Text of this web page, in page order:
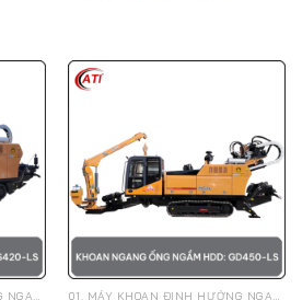
01. MÁY KHOAN ĐỊNH HƯỚNG NGANG, KÉO ỐNG NGẦM HDD - GOODENG 01. MÁY KHOAN ĐỊNH HƯỚNG NGANG, KÉO ỐNG NGẦM HDD - GOODENG